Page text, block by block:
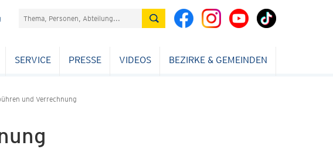
Suchefeld
SERVICE PRESSE VIDEOS BEZIRKE & GEMEINDEN
und Verrechnung